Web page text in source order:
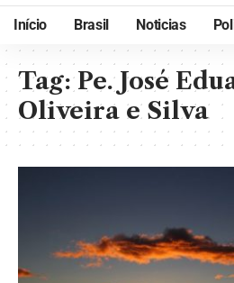
Início Brasil Noticias
Tag:Pe. José
Oliveira e Silva